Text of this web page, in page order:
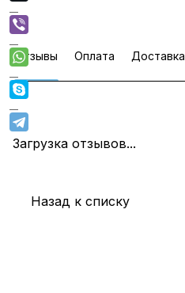
Отзывы Оплата Доставка
Загрузка отзывов...
Назад к списку